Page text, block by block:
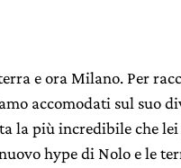
e ora Milano. Per
accomodati sul suo
la più incredibile che lei
hype di Nolo e le